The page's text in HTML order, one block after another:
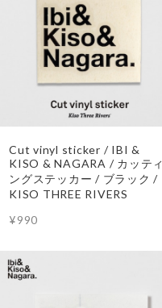
Cut vinyl sticker / IBI &
KISO & NAGARA / カッティ
ングステッカー / ブラック /
KISO THREE RIVERS
¥990